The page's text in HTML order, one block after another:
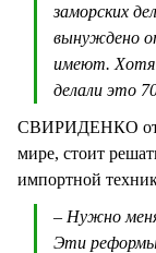
заморских
вынуждено
имеют. Хотя
делали это
СВИРИДЕНКО
мире, стоит
импортной
– Нужно
Эти реформы